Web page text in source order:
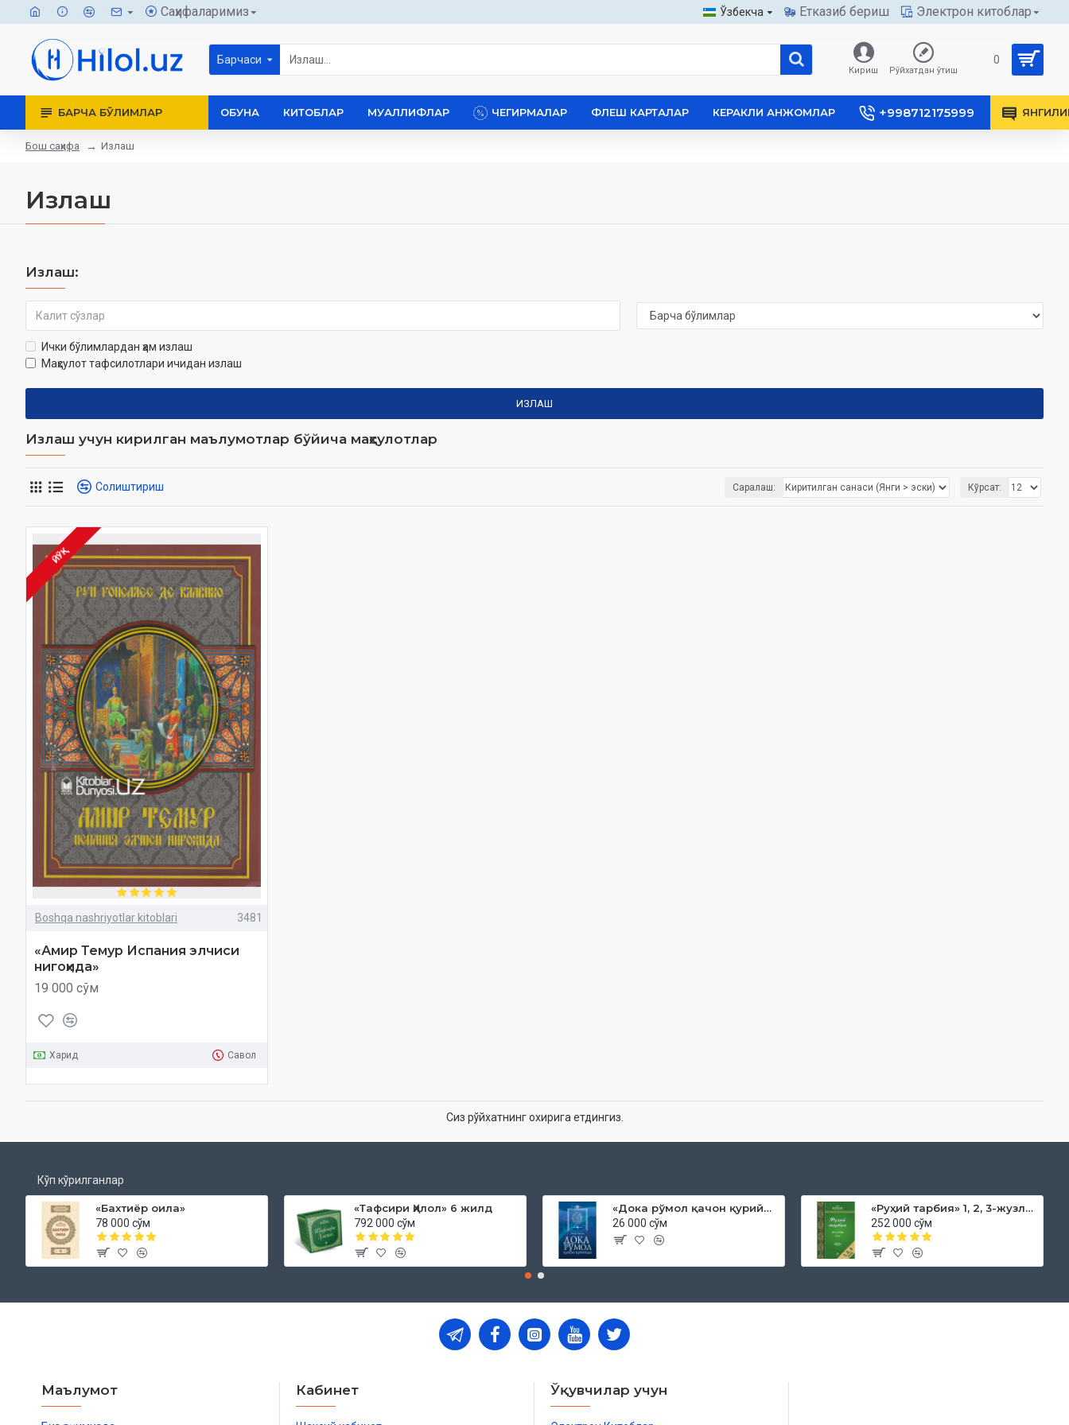
Саҳифаларимиз Ўзбекча Етказиб бериш Электрон китоблар
Барчаси
Кириш Рўйхатдан ўтиш
0
БАРЧА БЎЛИМЛАР ОБУНА КИТОБЛАР МУАЛЛИФЛАР ЧЕГИРМАЛАР ФЛЕШ КАРТАЛАР КЕРАКЛИ АНЖОМЛАР +998712175999
Бош саҳифа Излаш
Излаш
Излаш:
Ички бўлимлардан ҳам излаш
Маҳсулот тафсилотлари ичидан излаш
ИЗЛАШ
Излаш учун кирилган маълумотлар бўйича маҳсулотлар
Солиштириш Саралаш: Кўрсат:
ЙЎҚ
Boshqa nashriyotlar kitoblari 3481
«Амир Темур Испания элчиси
нигоҳида»
19 000 сўм
Харид Савол
Сиз рўйхатнинг охирига етдингиз.
Кўп кўрилганлар
«Бахтиёр оила»
78 000 сўм
«Тафсири Ҳилол» 6 жилд
792 000 сўм
«Дока рўмол қачон қурийди»
26 000 сўм
«Руҳий тарбия» 1, 2, 3-жузлар
252 000 сўм
Маълумот Кабинет Ўқувчилар учун